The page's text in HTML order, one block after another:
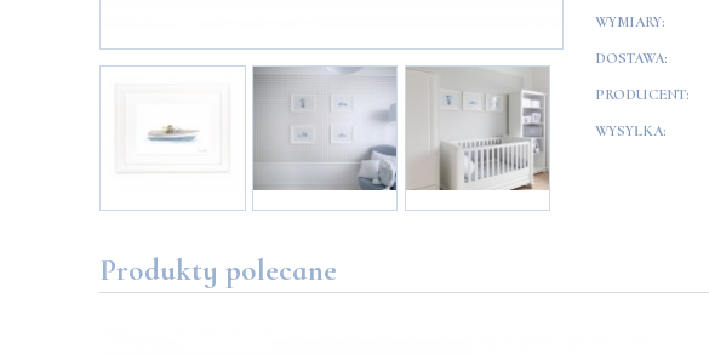
WYMIARY:
DOSTAWA:
PRODUCENT:
WYSYŁKA:
Produkty polecane